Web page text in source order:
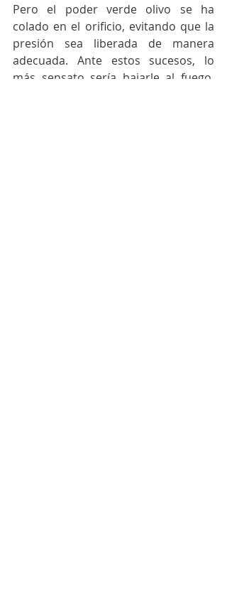
Pero el poder verde olivo se ha
colado en el orificio, evitando que la
presión sea liberada de manera
adecuada. Ante estos sucesos, lo
más sensato sería bajarle al fuego,